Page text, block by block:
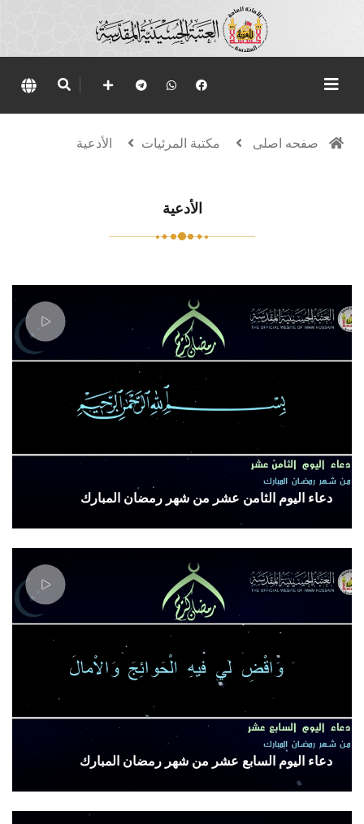
صفحه اصلی مكتبة المرئيات الأدعية
الأدعية
دعاء اليوم الثامن عشر من شهر رمضان المبارك
دعاء اليوم السابع عشر من شهر رمضان المبارك